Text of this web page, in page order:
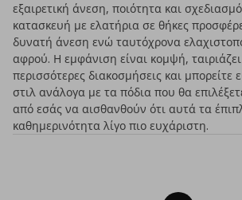
εξαιρετική άνεση, ποιότητα και
κατασκευή με ελατήρια σε θήκες
δυνατή άνεση ενώ ταυτόχρονα
αφρού. Η εμφάνιση είναι κομψή, ταιριάζει
περισσότερες διακοσμήσεις και μπορείτε
στιλ ανάλογα με τα πόδια που θα
από εσάς να αισθανθούν ότι αυτά τα
καθημερινότητα λίγο πιο ευχάριστη.